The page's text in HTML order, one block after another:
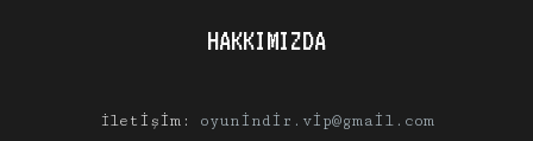
HAKKIMIZDA
İletişim: oyunindir.vip@gmail.com